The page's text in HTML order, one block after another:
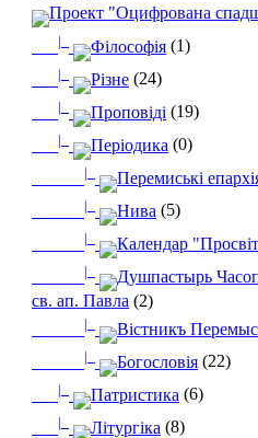
Проект "Оцифрована
|_ Філософія (1)
|_ Різне (24)
|_ Проповіді (19)
|_ Періодика (0)
|_ Перемиські
|_ Нива (5)
|_ Календар
|_
Душпастырь
св. ап. Павла (2)
|_ Вістникъ
|_ Богословія (22)
|_ Патристика (6)
|_ Літургіка (8)